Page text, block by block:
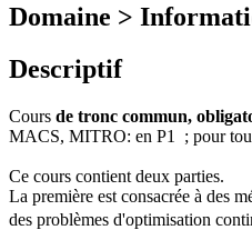
Domaine >
Descriptif
Cours de tronc commun,
MACS, MITRO: en P1 ; pour
Ce cours contient deux parties.
La première est consacrée à des
des problèmes d'optimisation